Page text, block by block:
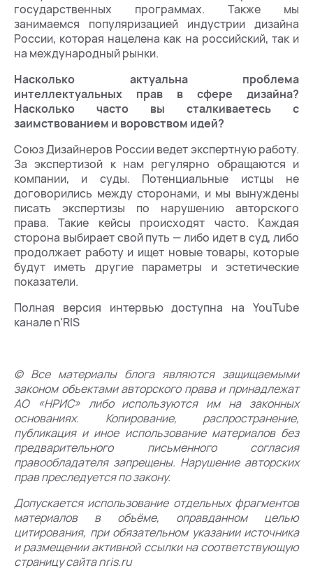
государственных программах. Также мы
занимаемся популяризацией индустрии дизайна
России, которая нацелена как на российский, так и
на международный рынки.
Насколько актуальна проблема
интеллектуальных прав в сфере дизайна?
Насколько часто вы сталкиваетесь с
заимствованием и воровством идей?
Союз Дизайнеров России ведет экспертную работу.
За экспертизой к нам регулярно обращаются и
компании, и суды. Потенциальные истцы не
договорились между сторонами, и мы вынуждены
писать экспертизы по нарушению авторского
права. Такие кейсы происходят часто. Каждая
сторона выбирает свой путь — либо идет в суд, либо
продолжает работу и ищет новые товары, которые
будут иметь другие параметры и эстетические
показатели.
Полная версия интервью доступна на YouTube
канале n'RIS
© Все материалы блога являются защищаемыми
законом объектами авторского права и принадлежат
АО «НРИС» либо используются им на законных
основаниях. Копирование, распространение,
публикация и иное использование материалов без
предварительного письменного согласия
правообладателя запрещены. Нарушение авторских
прав преследуется по закону.
Допускается использование отдельных фрагментов
материалов в объёме, оправданном целью
цитирования, при обязательном указании источника
и размещении активной ссылки на соответствующую
страницу сайта nris.ru